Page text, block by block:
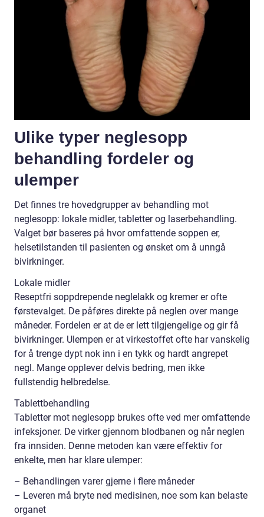
Ulike typer neglesopp
behandling fordeler og
ulemper
Det finnes tre hovedgrupper av behandling mot
neglesopp: lokale midler, tabletter og laserbehandling.
Valget bør baseres på hvor omfattende soppen er,
helsetilstanden til pasienten og ønsket om å unngå
bivirkninger.
Lokale midler
Reseptfri soppdrepende neglelakk og kremer er ofte
førstevalget. De påføres direkte på neglen over mange
måneder. Fordelen er at de er lett tilgjengelige og gir få
bivirkninger. Ulempen er at virkestoffet ofte har vanskelig
for å trenge dypt nok inn i en tykk og hardt angrepet
negl. Mange opplever delvis bedring, men ikke
fullstendig helbredelse.
Tablettbehandling
Tabletter mot neglesopp brukes ofte ved mer omfattende
infeksjoner. De virker gjennom blodbanen og når neglen
fra innsiden. Denne metoden kan være effektiv for
enkelte, men har klare ulemper:
– Behandlingen varer gjerne i flere måneder
– Leveren må bryte ned medisinen, noe som kan belaste
organet